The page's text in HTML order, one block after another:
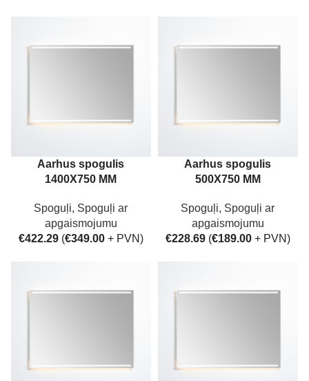
Aarhus spogulis
1400X750 MM
Spoguļi, Spoguļi ar
apgaismojumu
€422.29 (€349.00+ PVN)
Aarhus spogulis
500X750 MM
Spoguļi, Spoguļi ar
apgaismojumu
€228.69 (€189.00+ PVN)